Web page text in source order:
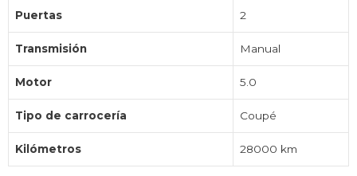
Puertas 2
Transmisión Manual
Motor 5.0
Tipo de carrocería Coupé
Kilómetros 28000 km